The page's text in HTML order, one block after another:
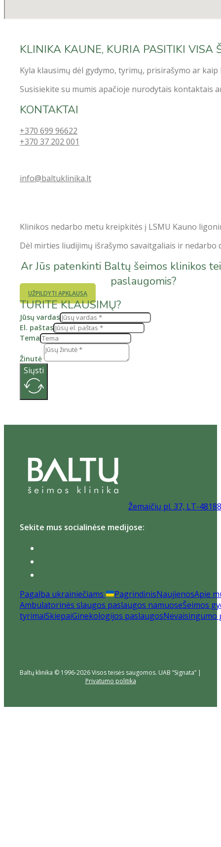
KLINIKA KAUNE, KURIA PASITIKI VISA
Kyla klausimų dėl gydymo, tyrimų, prisirašymo ar kaip
Susisiekite su mumis apačioje nurodytais kontaktais
KONTAKTAI
+370 699 96622
+370 37 202 001
info@baltuklinika.lt
Klinikos nedarbo metu kreipkitės į LSMU Kauno
Dėl mirties liudijimų išrašymo savaitgaliais ir nedarbo
Ar Jūs patenkinti Baltų šeimos klinikos
paslaugomis?
UŽPILDYTI APKLAUSĄ
TURITE KLAUSIMŲ?
Jūsų vardas
El. paštas
Tema
Žinutė
Siųsti
Žemaičių pl. 37, LT-
Sekite mus socialinėse medijose:
Pagalba ukrainiečiams PagrindinisNaujienosApie
Ambulatorinės slaugos paslaugos namuoseŠeimos
tyrimaiSkiepaiGinekologijos paslaugosNevaisingumo
Baltų klinika © 1996-2026 Visos teisės saugomos. UAB “Signata” |
Privatumo politika